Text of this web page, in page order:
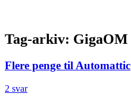
Tag-arkiv: GigaOM
Flere penge til Automattic
2 svar